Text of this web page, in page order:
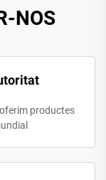
NOS
productes